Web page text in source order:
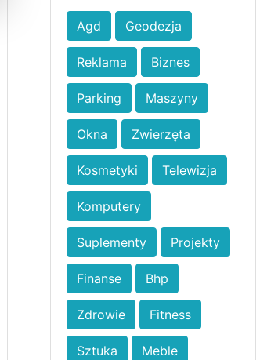
Agd Geodezja
Reklama Biznes
Parking Maszyny
Okna Zwierzęta
Kosmetyki Telewizja
Komputery
Suplementy Projekty
Finanse Bhp
Zdrowie Fitness
Sztuka Meble